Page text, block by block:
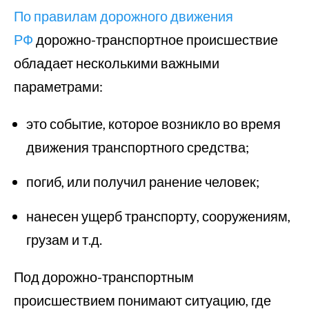
По правилам дорожного движения
РФ дорожно-транспортное происшествие
обладает несколькими важными
параметрами:
это событие, которое возникло во время
движения транспортного средства;
погиб, или получил ранение человек;
нанесен ущерб транспорту, сооружениям,
грузам и т.д.
Под дорожно-транспортным
происшествием понимают ситуацию, где